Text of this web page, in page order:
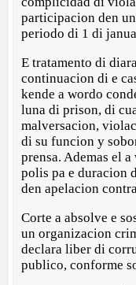
participacion den
periodo di 1 di
E tratamento di
continuacion di e
kende a wordo
luna di prison, di
malversacion,
di su funcion y
prensa. Ademas el
polis pa e duracion
den apelacion
Corte a absolve e
un organizacion
declara liber di
publico, conforme